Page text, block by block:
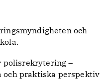
och
polisrekrytering –
och praktiska perspektiv